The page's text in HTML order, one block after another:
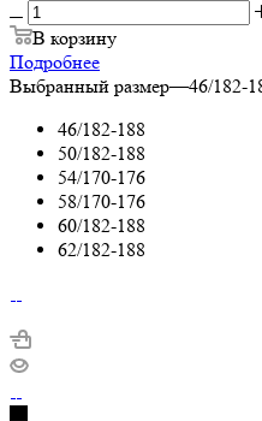
В корзину
Подробнее
Выбранный размер—46/182-
46/182-188
50/182-188
54/170-176
58/170-176
60/182-188
62/182-188